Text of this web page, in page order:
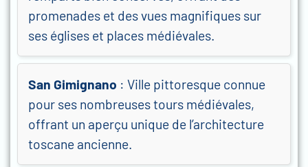
promenades et des vues magnifiques sur
ses églises et places médiévales.
San Gimignano : Ville pittoresque connue
pour ses nombreuses tours médiévales,
offrant un aperçu unique de l’architecture
toscane ancienne.